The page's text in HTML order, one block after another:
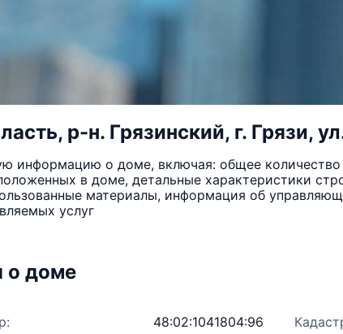
р-н. Грязинский, г. Грязи,
информацию о доме, включая: общее количество
в доме, детальные характеристики
материалы, информация об
услуг
о доме
48:02:1041804:96